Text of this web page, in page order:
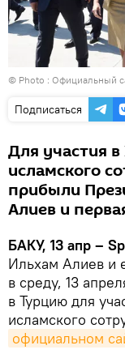
© Photo : Официальный
Подписаться
Для участия
исламского
прибыли
Алиев и
БАКУ, 13 апр –
Ильхам Алиев и
в среду, 13
в Турцию для
исламского
официальном